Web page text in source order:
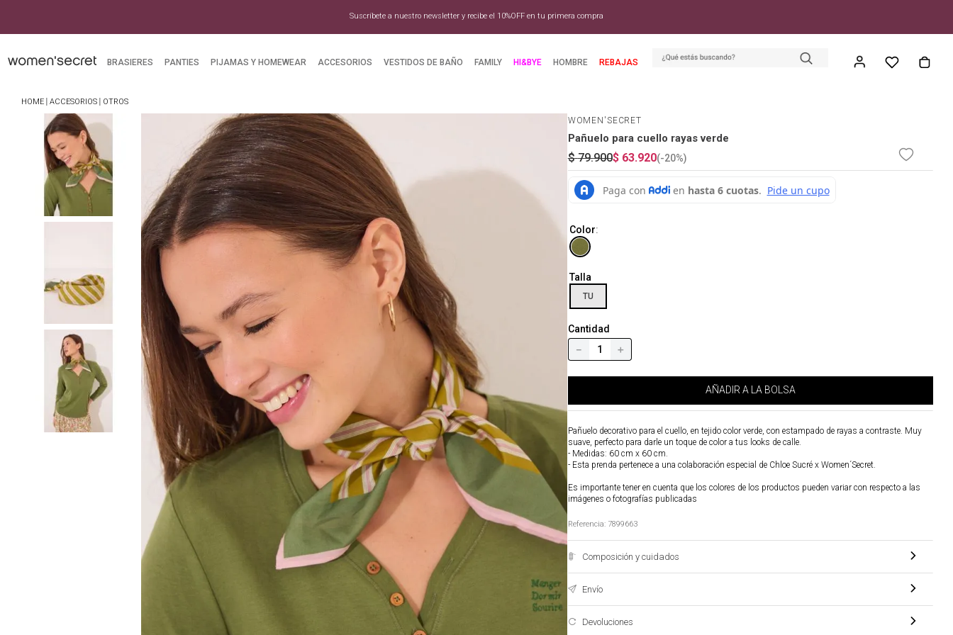
Suscríbete a nuestro newsletter y recibe el 10%OFF en tu primera compra
BRASIERES PANTIES PIJAMAS Y HOMEWEAR ACCESORIOS VESTIDOS DE BAÑO FAMILY HI&BYE HOMBRE REBAJAS
ACCESORIOS OTROS
WOMEN'SECRET
Pañuelo para cuello rayas verde
$ 79.900$ 63.920(-20%)
Color:
Talla
TU
Cantidad
＋
－
AÑADIR A LA BOLSA
Pañuelo decorativo para el cuello, en tejido color verde, con estampado de rayas a contraste. Muy
suave, perfecto para darle un toque de color a tus looks de calle.
- Medidas: 60 cm x 60 cm.
- Esta prenda pertenece a una colaboración especial de Chloe Sucré x Women´Secret.
Es importante tener en cuenta que los colores de los productos pueden variar con respecto a las
imágenes o fotografías publicadas
Referencia: 7899663
Composición y cuidados
Envío
Devoluciones